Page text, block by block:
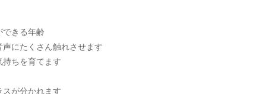
できる年齢
声にたくさん触れさせます
持ちを育てます
が分かれます